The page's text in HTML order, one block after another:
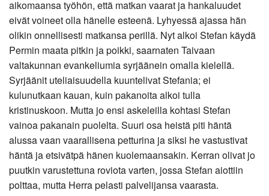
aikomaansa työhön, että matkan vaarat ja hankaluudet
eivät voineet olla hänelle esteenä. Lyhyessä ajassa hän
olikin onnellisesti matkansa perillä. Nyt alkoi Stefan käydä
Permin maata pitkin ja poikki, saarnaten Taivaan
valtakunnan evankeliumia syrjäänein omalla kielellä.
Syrjäänit uteliaisuudella kuuntelivat Stefania; ei
kulunutkaan kauan, kuin pakanoita alkoi tulla
kristinuskoon. Mutta jo ensi askeleilla kohtasi Stefan
vainoa pakanain puolelta. Suuri osa heistä piti häntä
alussa vaan vaarallisena petturina ja siksi he vastustivat
häntä ja etsivätpä hänen kuolemaansakin. Kerran olivat jo
puutkin varustettuna roviota varten, jossa Stefan aiottiin
polttaa, mutta Herra pelasti palvelijansa vaarasta.